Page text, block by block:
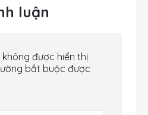
luận
được hiển thị
bắt buộc được